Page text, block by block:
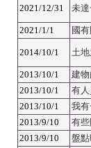
2021/12/31 未
2021/1/1 國
2014/10/1 土
2013/10/1 建
2013/10/1
有
2013/10/1
我
2013/9/10
有
2013/9/10
盤